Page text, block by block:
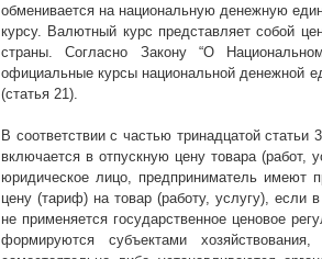
обменивается на национальную денежную
курсу. Валютный курс представляет собой
страны. Согласно Закону “О
официальные курсы национальной денежной
(статья 21).
В соответствии с частью тринадцатой статьи
включается в отпускную цену товара (работ,
юридическое лицо, предприниматель имеют
цену (тариф) на товар (работу, услугу), если
не применяется государственное ценовое
формируются субъектами